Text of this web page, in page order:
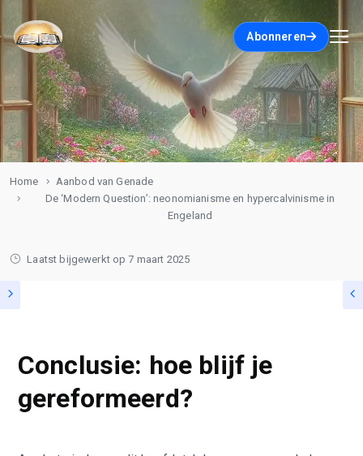
Abonneren
Home
Aanbod van Genade
De ‘Modern Question’: neonomianisme en hypercalvinisme in
Engeland
Laatst bijgewerkt op7 maart 2025
Conclusie: hoe blijf je
gereformeerd?